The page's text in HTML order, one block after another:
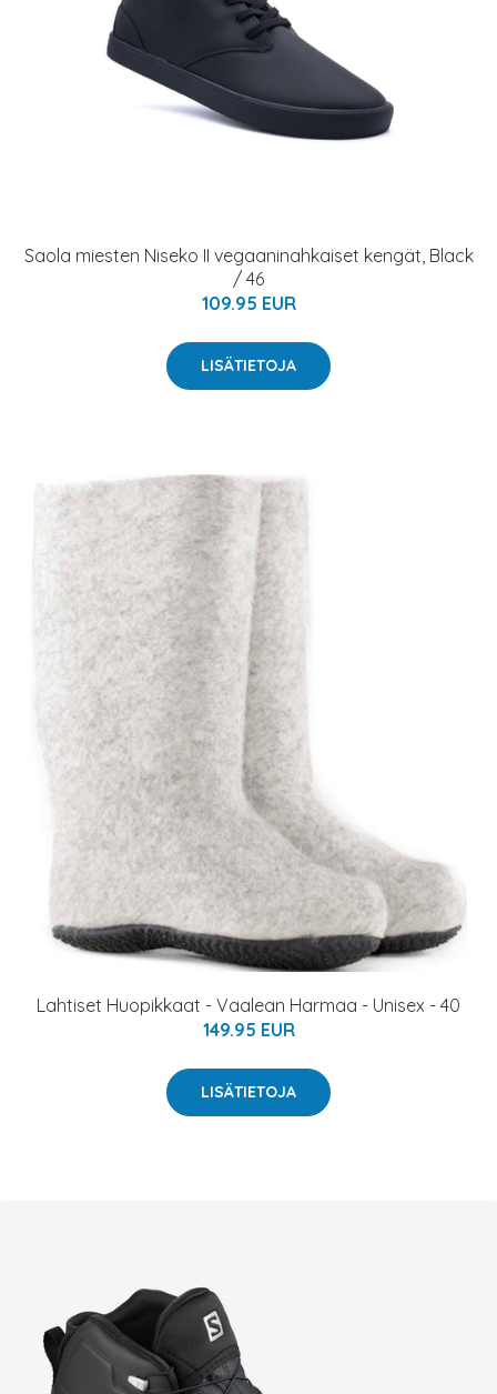
Saola miesten Niseko II vegaaninahkaiset kengät, Black
/ 46
109.95 EUR
LISÄTIETOJA
Lahtiset Huopikkaat - Vaalean Harmaa - Unisex - 40
149.95 EUR
LISÄTIETOJA